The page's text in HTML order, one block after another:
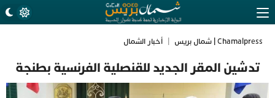
Chamalpress | شمال بريس أخبار الشمال
تدشين المقر الجديد للقنصلية الفرنسية بطنجة